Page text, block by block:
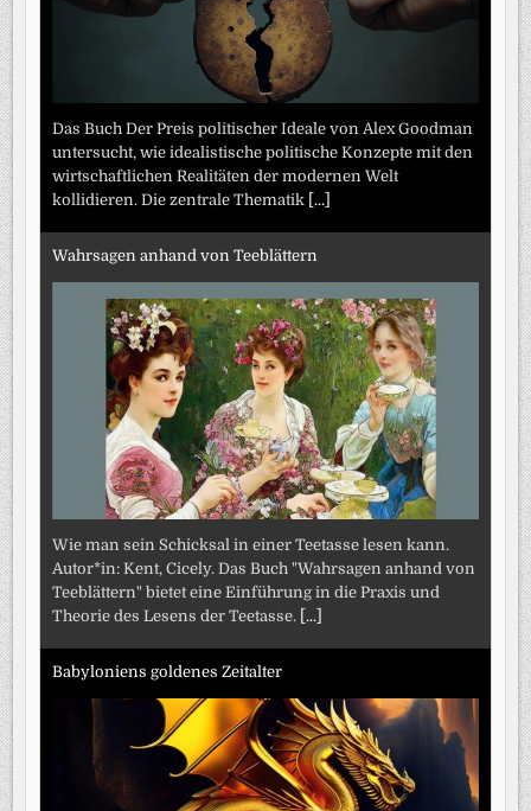
Das Buch Der Preis politischer Ideale von Alex Goodman
untersucht, wie idealistische politische Konzepte mit den
wirtschaftlichen Realitäten der modernen Welt
kollidieren. Die zentrale Thematik [...]
Wahrsagen anhand von Teeblättern
Wie man sein Schicksal in einer Teetasse lesen kann.
Autor*in: Kent, Cicely. Das Buch "Wahrsagen anhand von
Teeblättern" bietet eine Einführung in die Praxis und
Theorie des Lesens der Teetasse. [...]
Babyloniens goldenes Zeitalter